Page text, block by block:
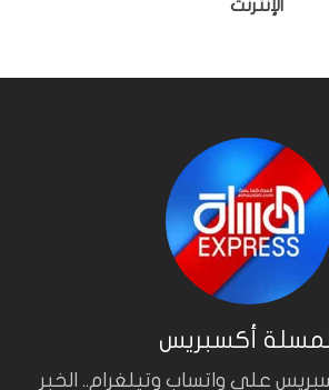
الإنترنت
أكسبريس
على واتساب وتيلغرام.. الخبر